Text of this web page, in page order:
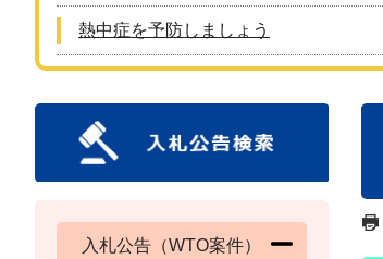
熱中症を予防しましょう
入札公告（WTO案件）